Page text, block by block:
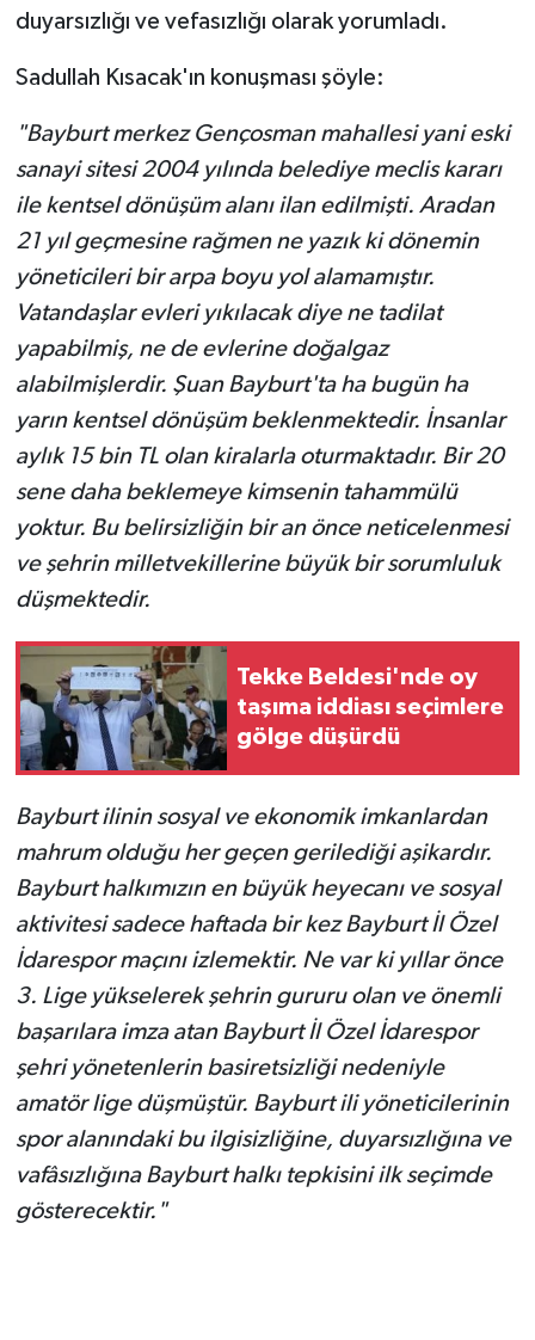
duyarsızlığı ve vefasızlığı olarak yorumladı.
Sadullah Kısacak'ın konuşması şöyle:
"Bayburt merkez Gençosman mahallesi yani eski
sanayi sitesi 2004 yılında belediye meclis kararı
ile kentsel dönüşüm alanı ilan edilmişti. Aradan
21 yıl geçmesine rağmen ne yazık ki dönemin
yöneticileri bir arpa boyu yol alamamıştır.
Vatandaşlar evleri yıkılacak diye ne tadilat
yapabilmiş, ne de evlerine doğalgaz
alabilmişlerdir. Şuan Bayburt'ta ha bugün ha
yarın kentsel dönüşüm beklenmektedir. İnsanlar
aylık 15 bin TL olan kiralarla oturmaktadır. Bir 20
sene daha beklemeye kimsenin tahammülü
yoktur. Bu belirsizliğin bir an önce neticelenmesi
ve şehrin milletvekillerine büyük bir sorumluluk
düşmektedir.
Tekke Beldesi'nde oy
taşıma iddiası seçimlere
gölge düşürdü
Bayburt ilinin sosyal ve ekonomik imkanlardan
mahrum olduğu her geçen gerilediği aşikardır.
Bayburt halkımızın en büyük heyecanı ve sosyal
aktivitesi sadece haftada bir kez Bayburt İl Özel
İdarespor maçını izlemektir. Ne var ki yıllar önce
3. Lige yükselerek şehrin gururu olan ve önemli
başarılara imza atan Bayburt İl Özel İdarespor
şehri yönetenlerin basiretsizliği nedeniyle
amatör lige düşmüştür. Bayburt ili yöneticilerinin
spor alanındaki bu ilgisizliğine, duyarsızlığına ve
vafâsızlığına Bayburt halkı tepkisini ilk seçimde
gösterecektir."